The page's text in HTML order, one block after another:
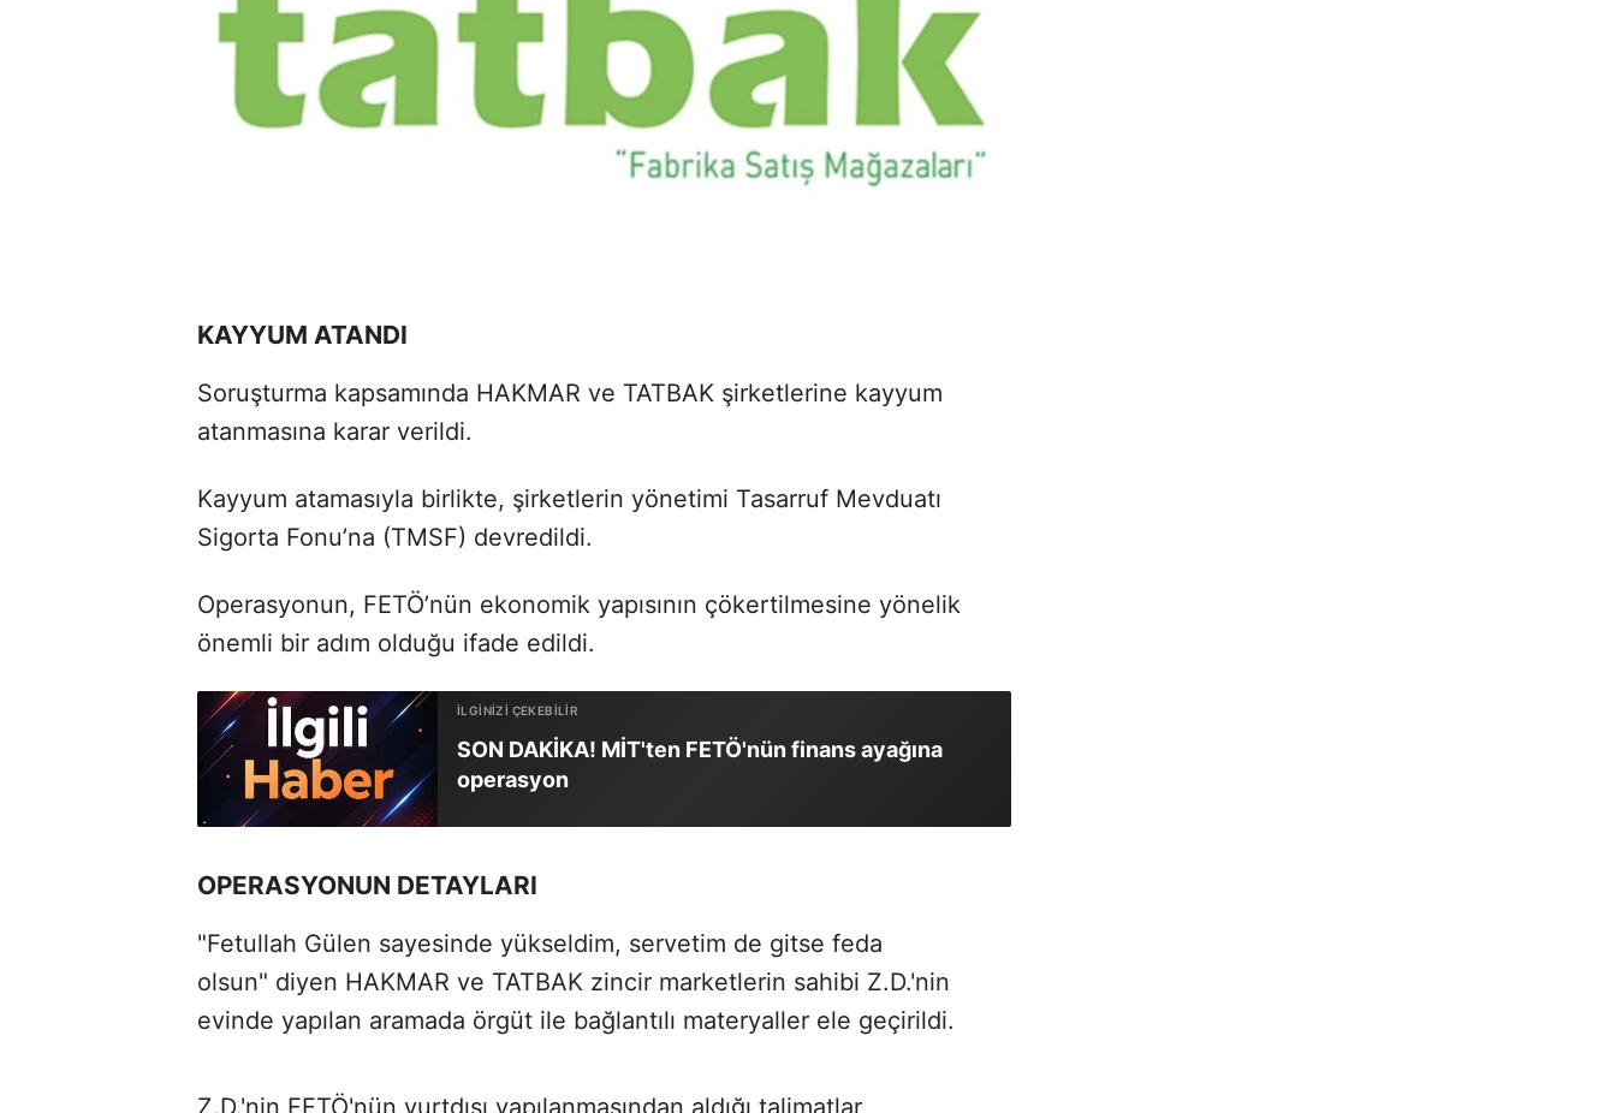
KAYYUM ATANDI
Soruşturma kapsamında HAKMAR ve TATBAK şirketlerine kayyum
atanmasına karar verildi.
Kayyum atamasıyla birlikte, şirketlerin yönetimi Tasarruf Mevduatı
Sigorta Fonu’na (TMSF) devredildi.
Operasyonun, FETÖ’nün ekonomik yapısının çökertilmesine yönelik
önemli bir adım olduğu ifade edildi.
SON DAKİKA! MİT'ten FETÖ'nün finans ayağına
operasyon
OPERASYONUN DETAYLARI
"Fetullah Gülen sayesinde yükseldim, servetim de gitse feda
olsun" diyen HAKMAR ve TATBAK zincir marketlerin sahibi Z.D.'nin
evinde yapılan aramada örgüt ile bağlantılı materyaller ele geçirildi.
Z.D.'nin FETÖ'nün yurtdışı yapılanmasından aldığı talimatlar